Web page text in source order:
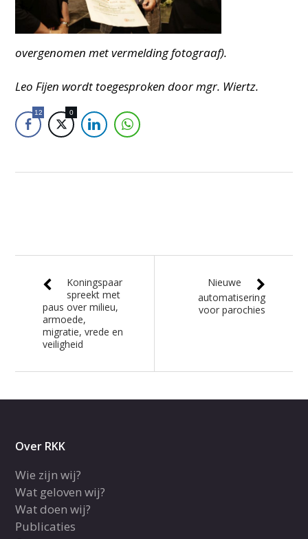
overgenomen met vermelding fotograaf).
Leo Fijen wordt toegesproken door mgr. Wiertz.
12 0
Koningspaar
spreekt met
paus over milieu,
armoede,
migratie, vrede en
veiligheid
Nieuwe
automatisering
voor parochies
Over RKK
Wie zijn wij?
Wat geloven wij?
Wat doen wij?
Publicaties